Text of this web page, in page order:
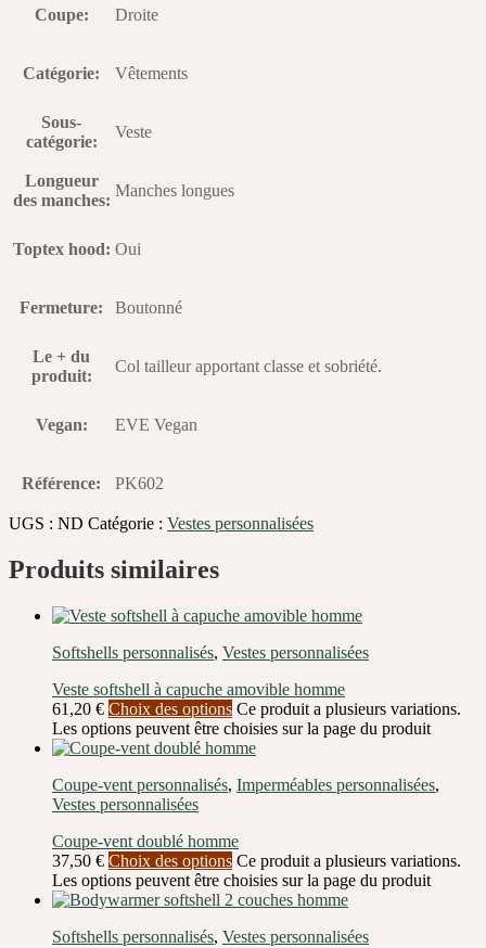
Coupe: Droite
Catégorie: Vêtements
Sous-
catégorie:
Veste
Longueur
des manches:
Manches longues
Toptex hood: Oui
Fermeture: Boutonné
Le + du
produit:
Col tailleur apportant classe et sobriété.
Vegan: EVE Vegan
Référence: PK602
UGS : ND Catégorie : Vestes personnalisées
Produits similaires
Softshells personnalisés, Vestes personnalisées
Veste softshell à capuche amovible homme
61,20 € Choix des options Ce produit a plusieurs variations.
Les options peuvent être choisies sur la page du produit
Coupe-vent personnalisés, Imperméables personnalisées,
Vestes personnalisées
Coupe-vent doublé homme
37,50 € Choix des options Ce produit a plusieurs variations.
Les options peuvent être choisies sur la page du produit
Softshells personnalisés, Vestes personnalisées